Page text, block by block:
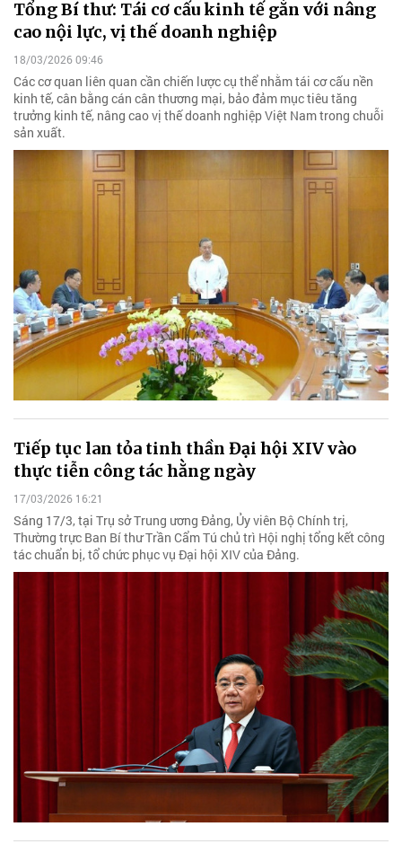
Tổng Bí thư: Tái cơ cấu kinh tế gắn với nâng
cao nội lực, vị thế doanh nghiệp
18/03/2026 09:46
Các cơ quan liên quan cần chiến lược cụ thể nhằm tái cơ cấu nền
kinh tế, cân bằng cán cân thương mại, bảo đảm mục tiêu tăng
trưởng kinh tế, nâng cao vị thế doanh nghiệp Việt Nam trong chuỗi
sản xuất.
Tiếp tục lan tỏa tinh thần Đại hội XIV vào
thực tiễn công tác hằng ngày
17/03/2026 16:21
Sáng 17/3, tại Trụ sở Trung ương Đảng, Ủy viên Bộ Chính trị,
Thường trực Ban Bí thư Trần Cẩm Tú chủ trì Hội nghị tổng kết công
tác chuẩn bị, tổ chức phục vụ Đại hội XIV của Đảng.